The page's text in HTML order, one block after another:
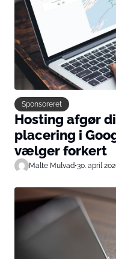
Sponsoreret
Hosting afgør
placering i
vælger forkert
Malte Mulvad•30. april